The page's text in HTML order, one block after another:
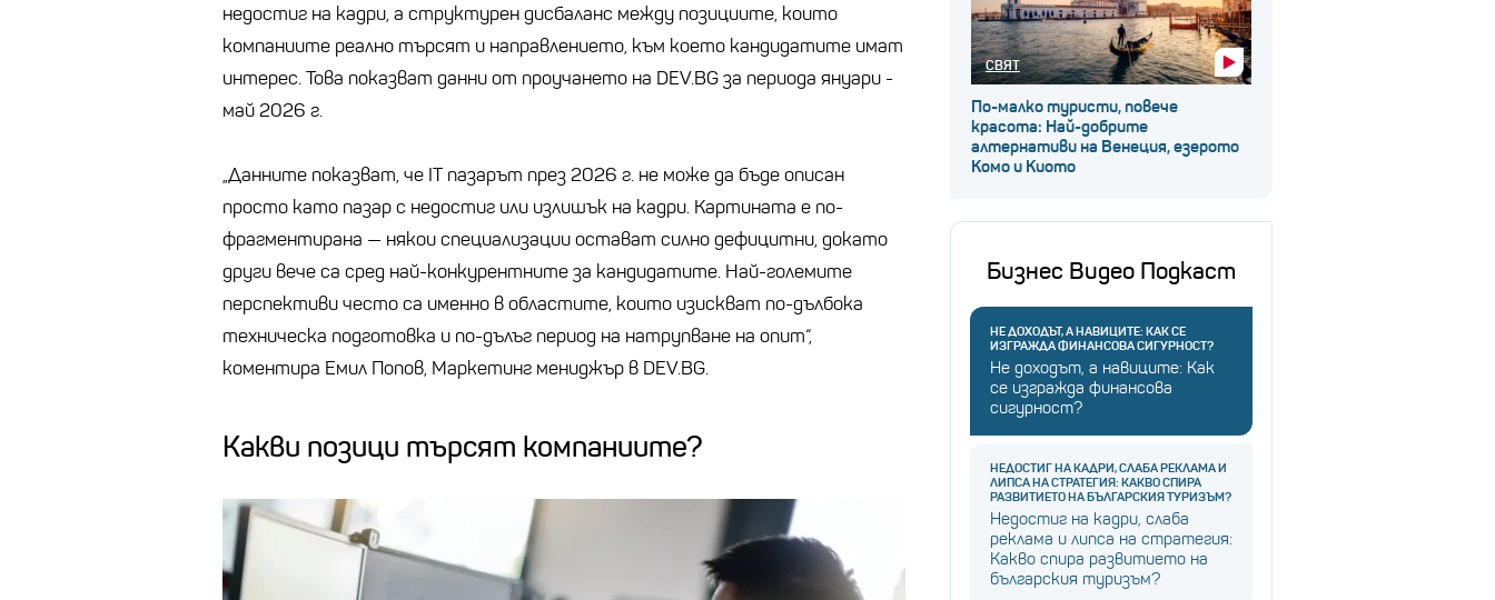
недостиг на кадри, а структурен дисбаланс между позициите, които
компаниите реално търсят и направлението, към което кандидатите имат
интерес. Това показват данни от проучането на DEV.BG за периода януари -
май 2026 г.
„Данните показват, че IT пазарът през 2026 г. не може да бъде описан
просто като пазар с недостиг или излишък на кадри. Картината е по-
фрагментирана — някои специализации остават силно дефицитни, докато
други вече са сред най-конкурентните за кандидатите. Най-големите
перспективи често са именно в областите, които изискват по-дълбока
техническа подготовка и по-дълъг период на натрупване на опит“,
коментира Емил Попов, Маркетинг мениджър в DEV.BG.
Какви позици търсят компаниите?
СВЯТ
По-малко туристи, повече
красота: Най-добрите
алтернативи на Венеция, езерото
Комо и Киото
Бизнес Видео Подкаст
НЕ ДОХОДЪТ, А НАВИЦИТЕ: КАК СЕ
ИЗГРАЖДА ФИНАНСОВА СИГУРНОСТ?
Не доходът, а навиците: Как
се изгражда финансова
сигурност?
НЕДОСТИГ НА КАДРИ, СЛАБА РЕКЛАМА И
ЛИПСА НА СТРАТЕГИЯ: КАКВО СПИРА
РАЗВИТИЕТО НА БЪЛГАРСКИЯ ТУРИЗЪМ?
Недостиг на кадри, слаба
реклама и липса на стратегия:
Какво спира развитието на
българския туризъм?